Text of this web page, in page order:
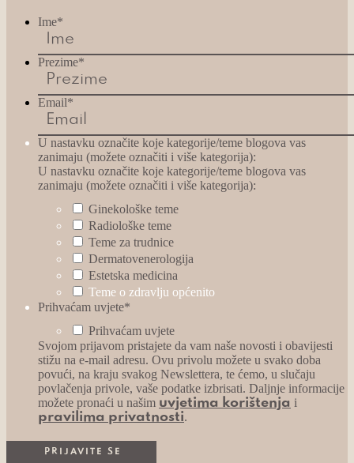
Ime*
Prezime*
Email*
U nastavku označite koje kategorije/teme blogova vas
zanimaju (možete označiti i više kategorija):
U nastavku označite koje kategorije/teme blogova vas
zanimaju (možete označiti i više kategorija):
Ginekološke teme
Radiološke teme
Teme za trudnice
Dermatovenerologija
Estetska medicina
Teme o zdravlju općenito
Prihvaćam uvjete*
Prihvaćam uvjete
Svojom prijavom pristajete da vam naše novosti i obavijesti
stižu na e-mail adresu. Ovu privolu možete u svako doba
povući, na kraju svakog Newslettera, te ćemo, u slučaju
povlačenja privole, vaše podatke izbrisati. Daljnje informacije
možete pronaći u našim uvjetima korištenja i
pravilima privatnosti.